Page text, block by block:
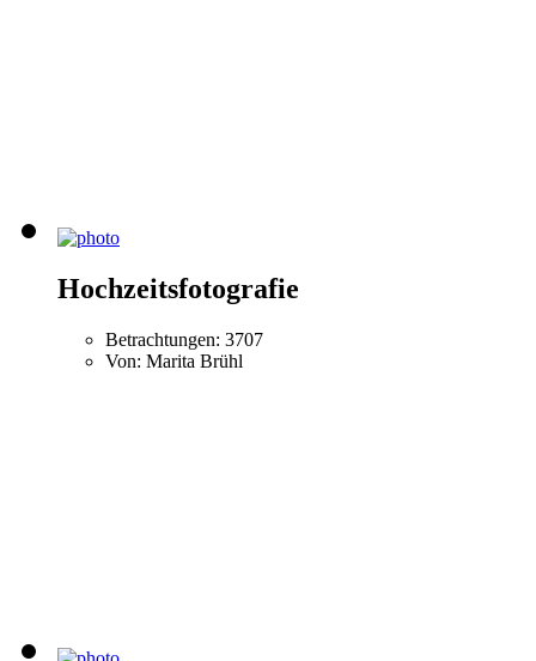
Hochzeitsfotografie
Betrachtungen: 3707
Von: Marita Brühl